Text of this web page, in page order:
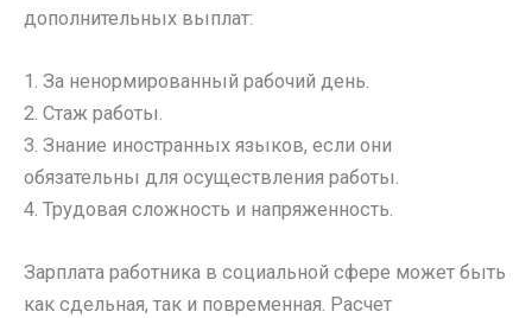
дополнительных выплат:
1. За ненормированный рабочий день.
2. Стаж работы.
3. Знание иностранных языков, если они
обязательны для осуществления работы.
4. Трудовая сложность и напряженность.
Зарплата работника в социальной сфере может быть
как сдельная, так и повременная. Расчет